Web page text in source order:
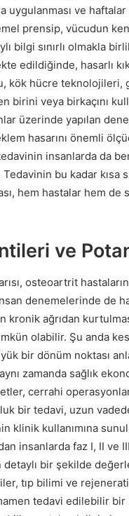
uygulanması ve
prensip, vücudun
bilgi sınırlı olmakla
edildiğinde, hasarlı
kök hücre
birini veya birkaçını
üzerinde yapılan
hasarını önemli
insanlarda da
bu kadar
hem hastalar hem de
ve
osteoartrit
denemelerinde de
kronik ağrıdan
olabilir. Şu anda
bir dönüm noktası
zamanda sağlık
cerrahi
bir tedavi, uzun
klinik kullanımına
insanlarda faz I, II ve
bir şekilde
tıp bilimi ve
tedavi edilebilir bir